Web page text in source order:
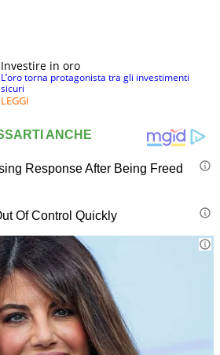
Investire in oro
L’oro torna protagonista tra gli investimenti
sicuri
LEGGI